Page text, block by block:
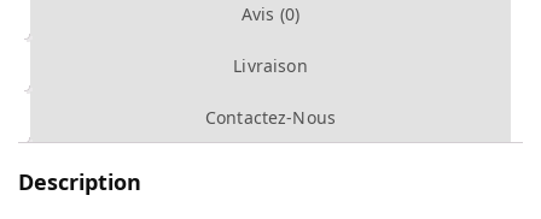
Avis (0)
Livraison
Contactez-Nous
Description